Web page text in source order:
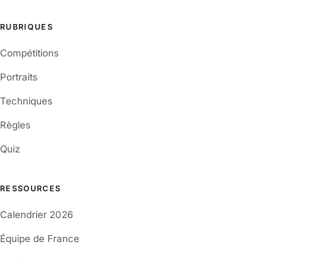
RUBRIQUES
Compétitions
Portraits
Techniques
Règles
Quiz
RESSOURCES
Calendrier 2026
Équipe de France